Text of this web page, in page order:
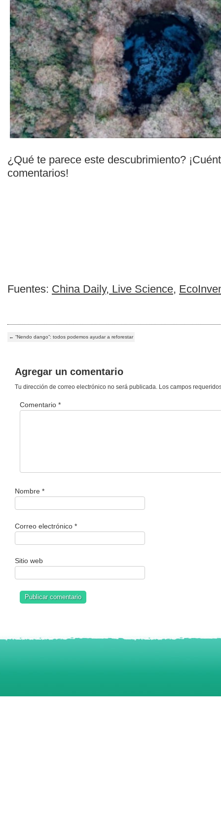
¿Qué te parece este descubrimiento?
comentarios!
Fuentes: China Daily, Live Science,
← “Nendo dango”: todos podemos ayudar a reforestar
Agregar un comentario
Tu dirección de correo electrónico no será publicada. Los campos
Comentario *
Nombre *
Correo electrónico *
Sitio web